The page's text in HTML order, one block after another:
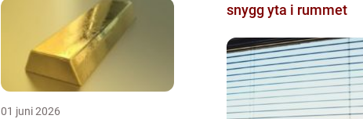
01 juni 2026
snygg yta i rummet